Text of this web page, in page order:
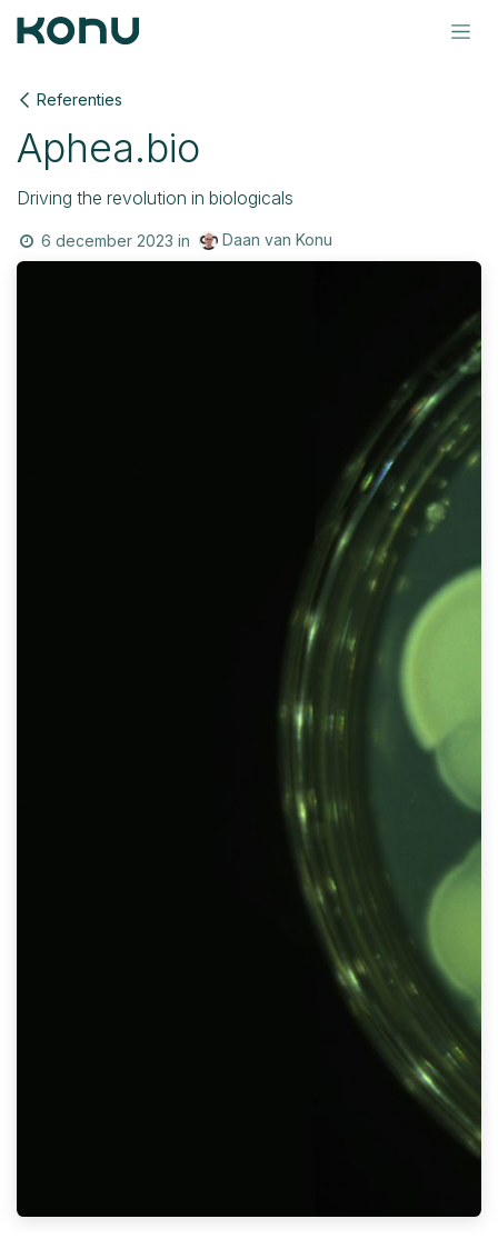
Referenties
Aphea.bio
Driving the revolution in biologicals
6 december 2023 in Daan van Konu